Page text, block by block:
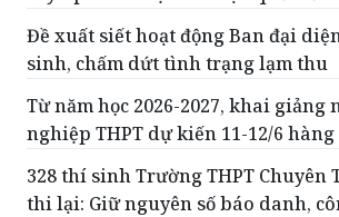
Đề xuất siết hoạt động Ban đại
sinh, chấm dứt tình trạng lạm thu
Từ năm học 2026-2027, khai giảng
nghiệp THPT dự kiến 11-12/6 hàng
328 thí sinh Trường THPT Chuyên
thi lại: Giữ nguyên số báo danh,